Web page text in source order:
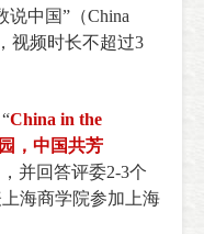
说中国”（China
视频时长不超过3
China in the
，中国共芳
并回答评委2-3个
海商学院参加上海